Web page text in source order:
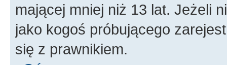
mającej mniej niż 13 lat. Jeżeli
jako kogoś próbującego
się z prawnikiem.